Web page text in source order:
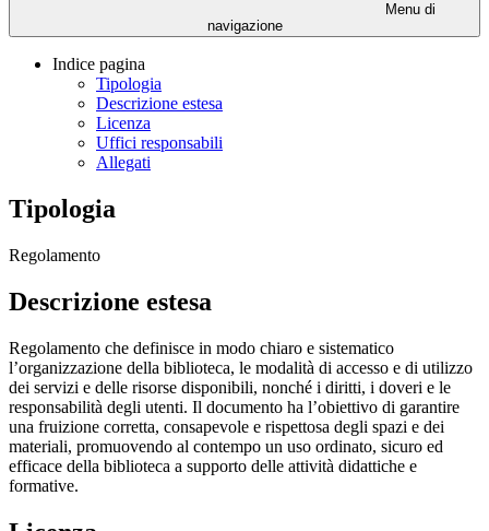
Menu di
navigazione
Indice pagina
Tipologia
Descrizione estesa
Licenza
Uffici responsabili
Allegati
Tipologia
Regolamento
Descrizione estesa
Regolamento che definisce in modo chiaro e sistematico
l’organizzazione della biblioteca, le modalità di accesso e di utilizzo
dei servizi e delle risorse disponibili, nonché i diritti, i doveri e le
responsabilità degli utenti. Il documento ha l’obiettivo di garantire
una fruizione corretta, consapevole e rispettosa degli spazi e dei
materiali, promuovendo al contempo un uso ordinato, sicuro ed
efficace della biblioteca a supporto delle attività didattiche e
formative.